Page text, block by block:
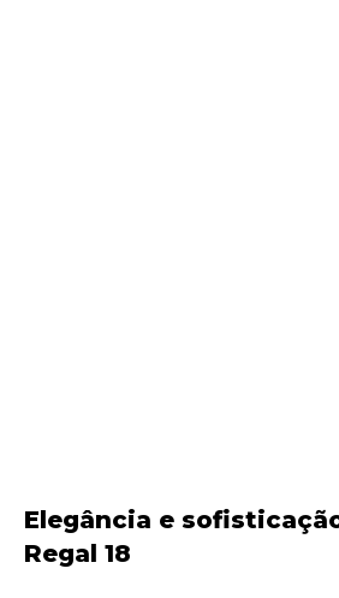
Elegância e
Regal 18